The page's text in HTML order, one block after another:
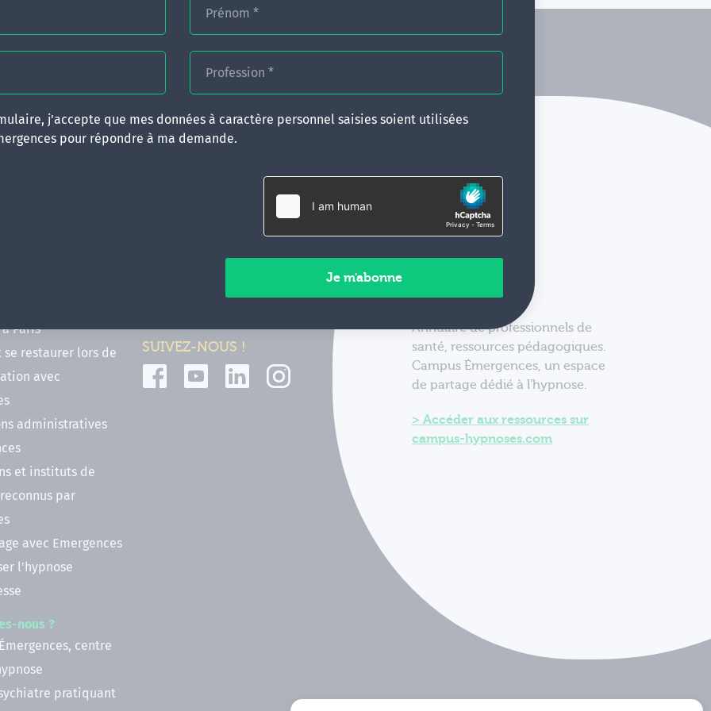
Prénom *
Profession *
j'accepte que mes données à caractère personnel saisies soient utilisées
pour répondre à ma demande.
Paris
se restaurer lors de
avec
administratives
et instituts de
par
avec Emergences
l'hypnose
nous ?
centre
pratiquant
CONTACT
SUIVEZ-NOUS !
Annuaire de professionnels de
santé, ressources pédagogiques.
Campus Émergences, un espace
de partage dédié à l'hypnose.
Accéder aux ressources sur
campus-hypnoses.com